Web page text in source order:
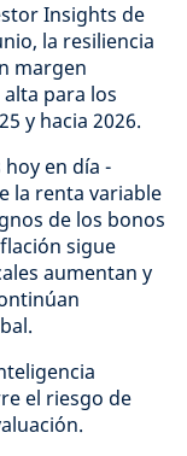
Insights de
la resiliencia
margen
para los
y hacia 2026.
en día -
la renta variable
de los bonos
sigue
aumentan y
el riesgo de